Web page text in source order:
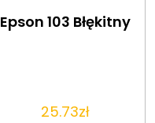
Epson 103 Błękitny
25.73zł